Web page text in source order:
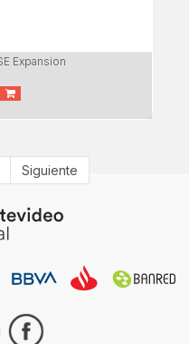
Expansion
Siguiente